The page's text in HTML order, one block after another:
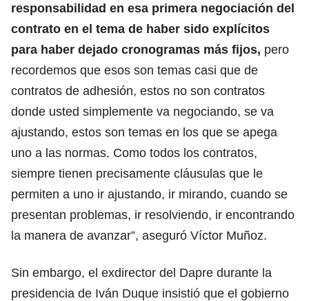
responsabilidad en esa primera negociación del
contrato en el tema de haber sido explícitos
para haber dejado cronogramas más fijos, pero
recordemos que esos son temas casi que de
contratos de adhesión, estos no son contratos
donde usted simplemente va negociando, se va
ajustando, estos son temas en los que se apega
uno a las normas. Como todos los contratos,
siempre tienen precisamente cláusulas que le
permiten a uno ir ajustando, ir mirando, cuando se
presentan problemas, ir resolviendo, ir encontrando
la manera de avanzar”, aseguró Víctor Muñoz.
Sin embargo, el exdirector del Dapre durante la
presidencia de Iván Duque insistió que el gobierno